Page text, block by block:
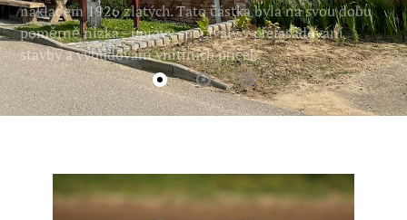
nákladem 1926 zlatých. Tato částka byla na svou dobu
poměrně nízká - úpravy spočívaly v přefasádování
stavby a vybudování vnitřních příček.